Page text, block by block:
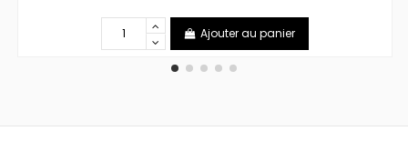
Ajouter au panier